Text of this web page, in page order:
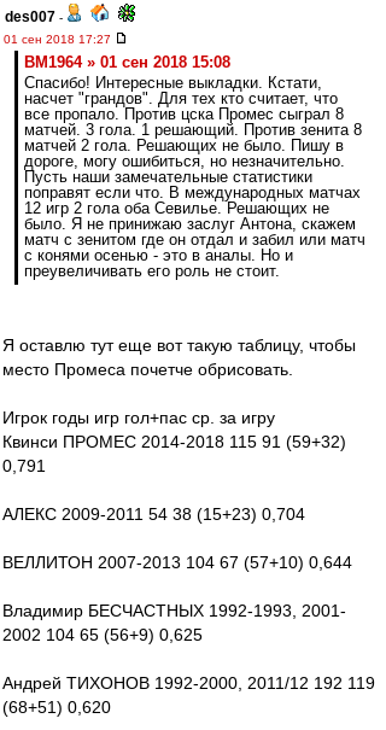
des007 -
01 сен 2018 17:27
BM1964 » 01 сен 2018 15:08
Спасибо! Интересные выкладки. Кстати,
насчет "грандов". Для тех кто считает, что
все пропало. Против цска Промес сыграл 8
матчей. 3 гола. 1 решающий. Против зенита 8
матчей 2 гола. Решающих не было. Пишу в
дороге, могу ошибиться, но незначительно.
Пусть наши замечательные статистики
поправят если что. В международных матчах
12 игр 2 гола оба Севилье. Решающих не
было. Я не принижаю заслуг Антона, скажем
матч с зенитом где он отдал и забил или матч
с конями осенью - это в аналы. Но и
преувеличивать его роль не стоит.
Я оставлю тут еще вот такую таблицу, чтобы
место Промеса почетче обрисовать.
Игрок годы игр гол+пас ср. за игру
Квинси ПРОМЕС 2014-2018 115 91 (59+32)
0,791
АЛЕКС 2009-2011 54 38 (15+23) 0,704
ВЕЛЛИТОН 2007-2013 104 67 (57+10) 0,644
Владимир БЕСЧАСТНЫХ 1992-1993, 2001-
2002 104 65 (56+9) 0,625
Андрей ТИХОНОВ 1992-2000, 2011/12 192 119
(68+51) 0,620